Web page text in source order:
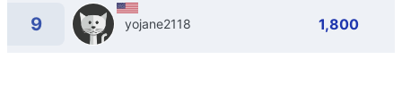
9 yojane2118 1,800